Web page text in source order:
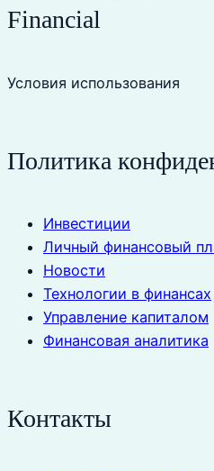
Financial
Условия использования
Политика
Инвестиции
Личный финансовый
Новости
Технологии в финансах
Управление капиталом
Финансовая аналитика
Контакты